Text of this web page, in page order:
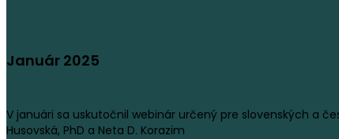
Január 2025
V januári sa uskutočnil webinár určený pre slovenských a
Husovská, PhD a Neta D. Korazim